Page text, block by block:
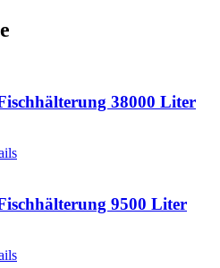
38000 Liter
9500 Liter